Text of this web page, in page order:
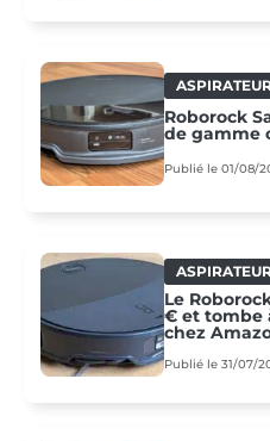
Roborock
de gamme
Publié le 01/08/
Le
€ et tombe
chez
Publié le 31/07/